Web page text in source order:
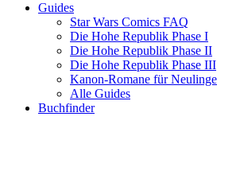
Guides
Star Wars Comics FAQ
Die Hohe Republik Phase I
Die Hohe Republik Phase II
Die Hohe Republik Phase III
Kanon-Romane für Neulinge
Alle Guides
Buchfinder